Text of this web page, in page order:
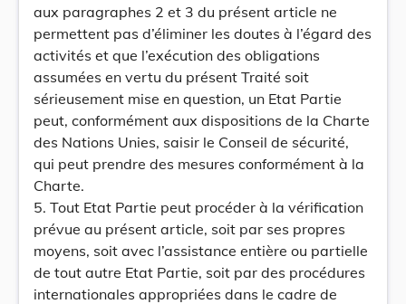
aux paragraphes 2 et 3 du présent article ne
permettent pas d’éliminer les doutes à l’égard des
activités et que l’exécution des obligations
assumées en vertu du présent Traité soit
sérieusement mise en question, un Etat Partie
peut, conformément aux dispositions de la Charte
des Nations Unies, saisir le Conseil de sécurité,
qui peut prendre des mesures conformément à la
Charte.
5. Tout Etat Partie peut procéder à la vérification
prévue au présent article, soit par ses propres
moyens, soit avec l’assistance entière ou partielle
de tout autre Etat Partie, soit par des procédures
internationales appropriées dans le cadre de